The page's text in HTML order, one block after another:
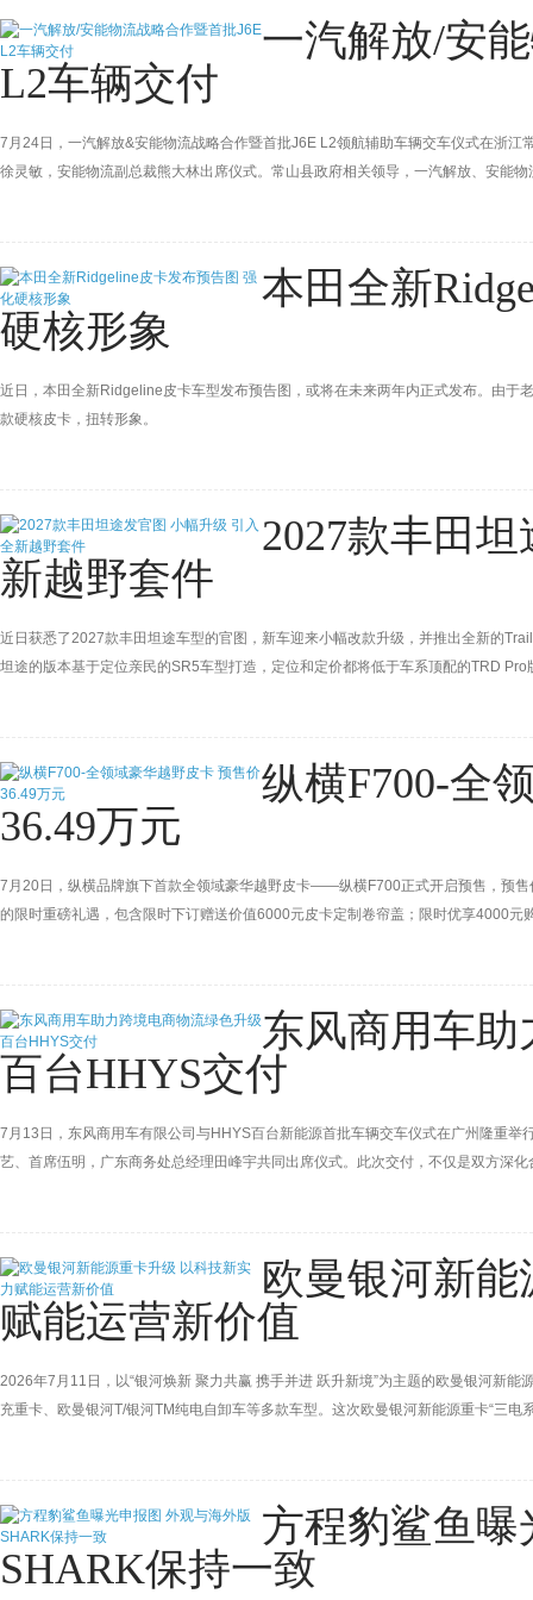
一汽解放/安
L2车辆交付
7月24日，一汽解放&安能物流战略合作暨首批J6E L2领航辅助车辆交车仪式在浙
徐灵敏，安能物流副总裁熊大林出席仪式。常山县政府相关领导，一汽解放、安能
本田全新
硬核形象
近日，本田全新Ridgeline皮卡车型发布预告图，或将在未来两年内正式发布。由
款硬核皮卡，扭转形象。
2027款丰田
新越野套件
近日获悉了2027款丰田坦途车型的官图，新车迎来小幅改款升级，并推出全新的
坦途的版本基于定位亲民的SR5车型打造，定位和定价都将低于车系顶配的TRD
纵横F700-全
36.49万元
7月20日，纵横品牌旗下首款全领域豪华越野皮卡——纵横F700正式开启预售，预
的限时重磅礼遇，包含限时下订赠送价值6000元皮卡定制卷帘盖；限时优享4000
东风商用车
百台HHYS交付
7月13日，东风商用车有限公司与HHYS百台新能源首批车辆交车仪式在广州隆重
艺、首席伍明，广东商务处总经理田峰宇共同出席仪式。此次交付，不仅是双方深
欧曼银河新
赋能运营新价值
2026年7月11日，以“银河焕新 聚力共赢 携手并进 跃升新境”为主题的欧曼银河新
充重卡、欧曼银河T/银河TM纯电自卸车等多款车型。这次欧曼银河新能源重卡“三
方程豹鲨鱼
SHARK保持一致